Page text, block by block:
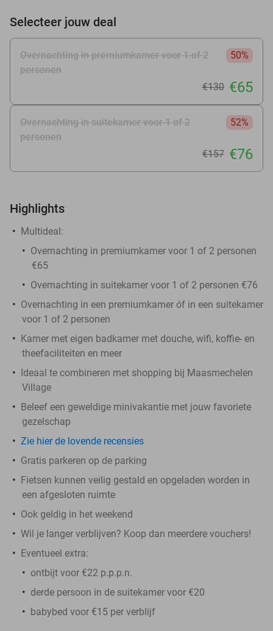
Selecteer jouw deal
Overnachting in premiumkamer voor 1 of 2
personen
50%
€130 €65
Overnachting in suitekamer voor 1 of 2
personen
52%
€157 €76
Highlights
Multideal:
Overnachting in premiumkamer voor 1 of 2 personen
€65
Overnachting in suitekamer voor 1 of 2 personen €76
Overnachting in een premiumkamer óf in een suitekamer
voor 1 of 2 personen
Kamer met eigen badkamer met douche, wifi, koffie- en
theefaciliteiten en meer
Ideaal te combineren met shopping bij Maasmechelen
Village
Beleef een geweldige minivakantie met jouw favoriete
gezelschap
Zie hier de lovende recensies
Gratis parkeren op de parking
Fietsen kunnen veilig gestald en opgeladen worden in
een afgesloten ruimte
Ook geldig in het weekend
Wil je langer verblijven? Koop dan meerdere vouchers!
Eventueel extra:
ontbijt voor €22 p.p.p.n.
derde persoon in de suitekamer voor €20
babybed voor €15 per verblijf